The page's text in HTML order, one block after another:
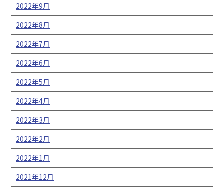
2022年9月
2022年8月
2022年7月
2022年6月
2022年5月
2022年4月
2022年3月
2022年2月
2022年1月
2021年12月